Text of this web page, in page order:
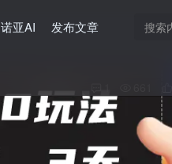
诺亚AI 发布文章